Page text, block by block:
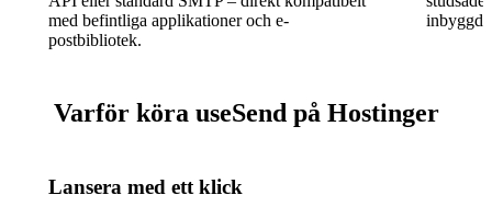
med befintliga applikationer och e-
postbibliotek.
inbyggd
Varför köra useSend på Hostinger
Lansera med ett klick